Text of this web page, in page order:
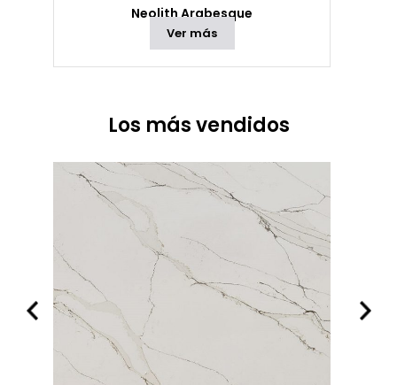
Neolith Arabesque
Ver más
Los más vendidos